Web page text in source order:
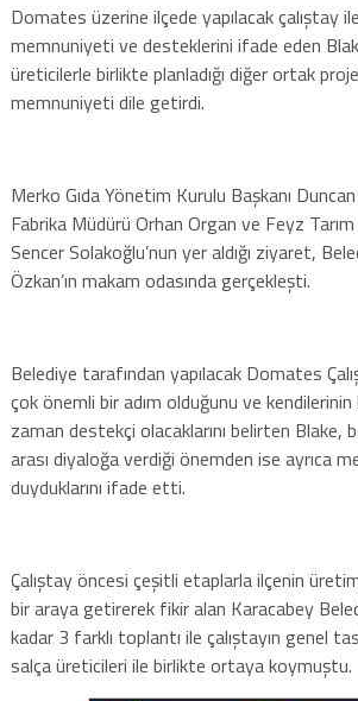
Domates üzerine ilçede yapılacak çalıştay
memnuniyeti ve desteklerini ifade eden
üreticilerle birlikte planladığı diğer ortak
memnuniyeti dile getirdi.
Merko Gıda Yönetim Kurulu Başkanı
Fabrika Müdürü Orhan Organ ve Feyz Tarım
Sencer Solakoğlu’nun yer aldığı ziyaret,
Özkan’ın makam odasında gerçekleşti.
Belediye tarafından yapılacak Domates
çok önemli bir adım olduğunu ve
zaman destekçi olacaklarını belirten Blake,
arası diyaloğa verdiği önemden ise ayrıca
duyduklarını ifade etti.
Çalıştay öncesi çeşitli etaplarla ilçenin
bir araya getirerek fikir alan Karacabey
kadar 3 farklı toplantı ile çalıştayın genel
salça üreticileri ile birlikte ortaya koymuştu.